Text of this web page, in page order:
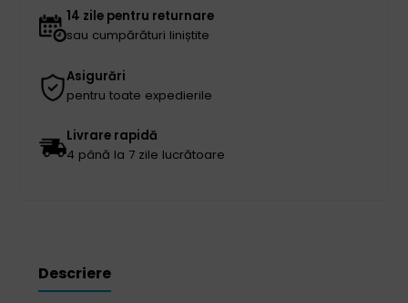
14 zile pentru returnare
sau cumpărături liniștite
Asigurări
pentru toate expedierile
Livrare rapidă
4 până la 7 zile lucrătoare
Descriere